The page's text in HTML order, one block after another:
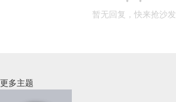
暂无回复，快来抢沙发
更多主题